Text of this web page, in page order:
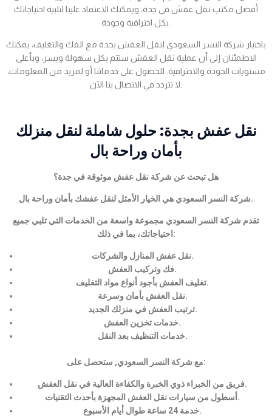
أفضل مكتب نقل عفش في جدة، ويمكنك الاعتماد علينا لتلبية احتياجاتك
باختيار شركة النسر السعودي لنقل العفش بجدة مع الفك والتغليف، يمكنك
الاطمئنان إلى أن عملية نقل العفش ستتم بكل سهولة ويسر، وبأعلى
مستويات الجودة والاحترافية. للحصول على خدماتنا أو لمزيد من المعلومات،
نقل عفش بجدة: حلول شاملة لنقل منزلك
بأمان وراحة بال
هل تبحث عن شركة نقل عفش موثوقة في جدة؟
شركة النسر السعودي هي الخيار الأمثل لنقل عفشك بأمان وراحة بال.
تقدم شركة النسر السعودي مجموعة واسعة من الخدمات التي تلبي جميع
احتياجاتك، بما في ذلك:
نقل عفش المنازل والشركات.
فك وتركيب العفش.
تغليف العفش بأجود أنواع مواد التغليف.
نقل العفش بأمان وسرعة.
ترتيب العفش في منزلك الجديد.
خدمات تخزين العفش.
خدمات التنظيف بعد النقل.
مع شركة النسر السعودي, ستحصل على:
فريق من الخبراء ذوي الخبرة والكفاءة العالية في نقل العفش.
أسطول من سيارات نقل العفش المجهزة بأحدث التقنيات.
خدمة 24 ساعة طوال أيام الأسبوع.